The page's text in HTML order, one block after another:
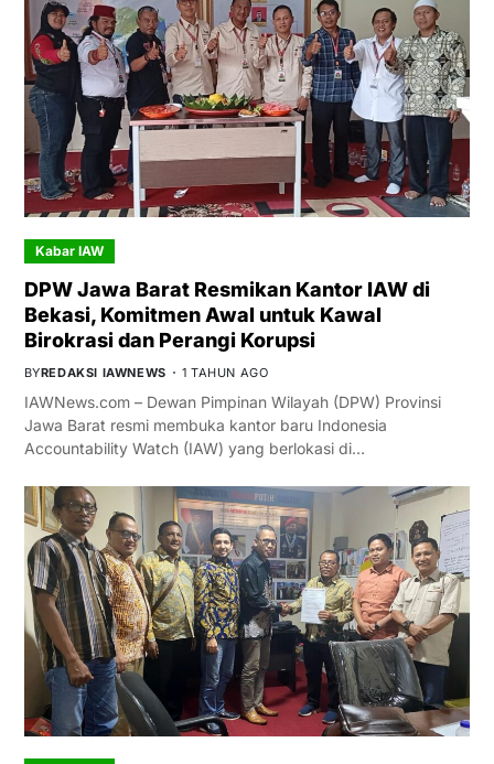
Kabar IAW
DPW Jawa Barat Resmikan Kantor IAW di
Bekasi, Komitmen Awal untuk Kawal
Birokrasi dan Perangi Korupsi
BYREDAKSI IAWNEWS 1 TAHUN AGO
IAWNews.com – Dewan Pimpinan Wilayah (DPW) Provinsi
Jawa Barat resmi membuka kantor baru Indonesia
Accountability Watch (IAW) yang berlokasi di…